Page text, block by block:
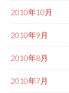
2010年10月
2010年9月
2010年8月
2010年7月